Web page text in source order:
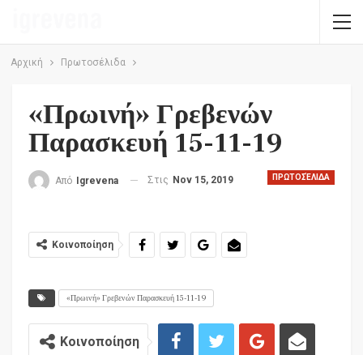
Αρχική Πρωτοσέλιδα
«Πρωινή» Γρεβενών
Παρασκευή 15-11-19
ΠΡΩΤΟΣΈΛΙΔΑ
Από Igrevena Στις Nov 15, 2019
Κοινοποίηση
«Πρωινή» Γρεβενών Παρασκευή 15-11-19
Κοινοποίηση